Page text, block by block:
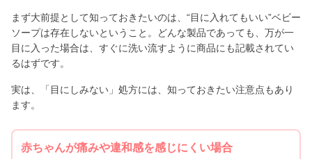
まず大前提として知っておきたいのは、“目に入れてもいい”ベビー
ソープは存在しないということ。どんな製品であっても、万が一
目に入った場合は、すぐに洗い流すように商品にも記載されてい
るはずです。
実は、「目にしみない」処方には、知っておきたい注意点もあり
ます。
赤ちゃんが痛みや違和感を感じにくい場合